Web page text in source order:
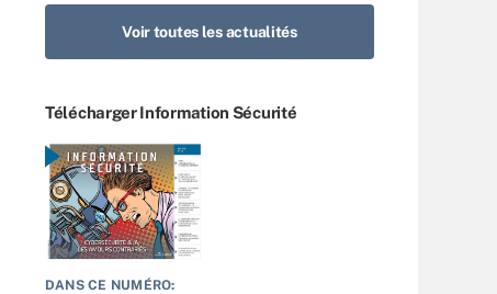
Voir toutes les actualités
Télécharger Information Sécurité
DANS CE NUMÉRO: